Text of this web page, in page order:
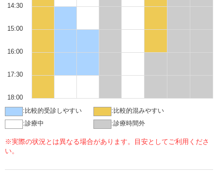
14:30
15:00
16:00
17:30
18:00
: 比較的受診しやすい : 比較的混みやすい
:診療中 :診療時間外
※実際の状況とは異なる場合があります。目安としてご利用くださ
い。